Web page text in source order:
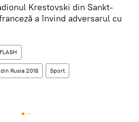
Krestovski din Sankt-
a învind adversarul cu
FLASH
Rusia 2018 Sport